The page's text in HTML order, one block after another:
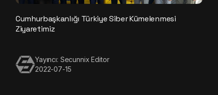
Cumhurbaşkanlığı Türkiye Siber Kümelenmesi
Ziyaretimiz
Yayıncı: Secunnix Editor
2022-07-15